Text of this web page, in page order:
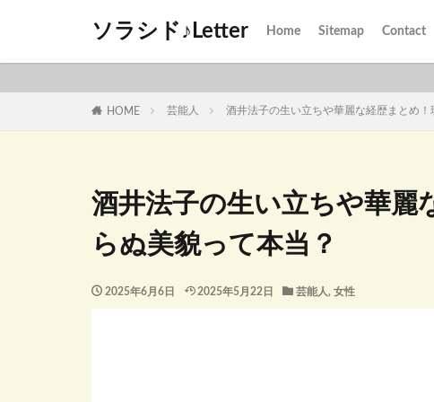
ソラシド♪Letter Home Sitemap Contact
HOME 芸能人 酒井法子の生い立ちや華麗な経歴まとめ！
酒井法子の生い立ちや華麗
らぬ美貌って本当？
2025年6月6日 2025年5月22日 芸能人, 女性